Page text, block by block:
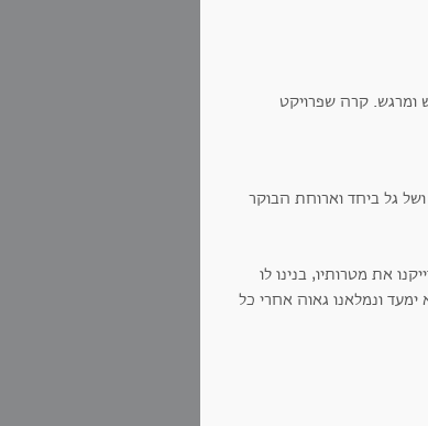
ומרגש. קרה שפרויקט
גל ביחד וארוחת הבוקר
את מטרותיו, בנינו לו
ונמלאנו גאוה אחרי כל